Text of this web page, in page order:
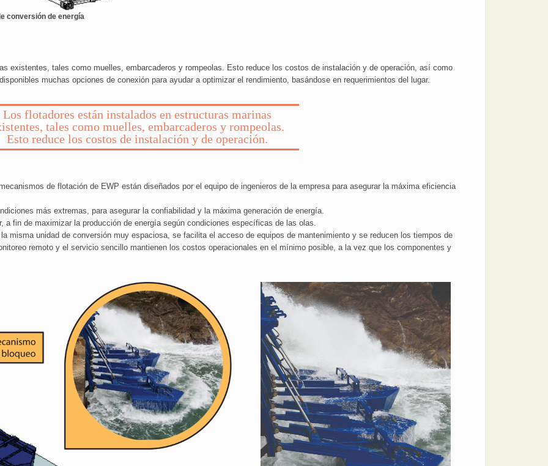
conversión de energía
existentes, tales como muelles, embarcaderos y rompeolas. Esto reduce los costos de instalación y de operación, así como
muchas opciones de conexión para ayudar a optimizar el rendimiento, basándose en requerimientos del lugar.
Los flotadores están instalados en estructuras marinas
tales como muelles, embarcaderos y rompeolas.
Esto reduce los costos de instalación y de operación.
de flotación de EWP están diseñados por el equipo de ingenieros de la empresa para asegurar la máxima eficiencia
más extremas, para asegurar la confiabilidad y la máxima generación de energía.
a fin de maximizar la producción de energía según condiciones específicas de las olas.
misma unidad de conversión muy espaciosa, se facilita el acceso de equipos de mantenimiento y se reducen los tiempos de
remoto y el servicio sencillo mantienen los costos operacionales en el mínimo posible, a la vez que los componentes y